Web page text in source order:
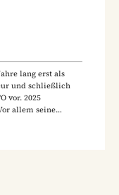
lang erst als
und schließlich
vor. 2025
allem seine